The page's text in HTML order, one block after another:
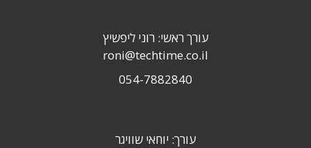
עורך ראשי: רוני ליפשיץ
roni@techtime.co.il
054-7882840
עורך: יוחאי שוויגר